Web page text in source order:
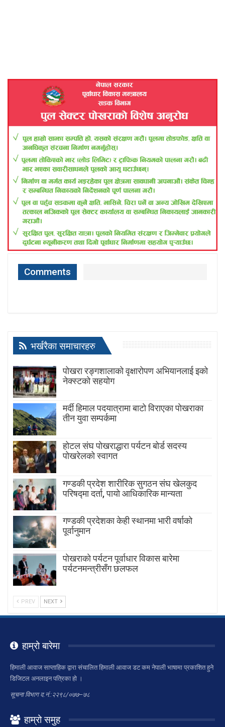
Comments
भर्खरैका समाचारहरु
पोखरा रङ्गशालाको वृक्षारोपण अभियानलाई इको
नेक्स्टको सहयोग
मर्दी हिमाल पदयात्रामा बाटाे विराएका पाेखराका
तीन युवा सम्पर्कमा
होटल संघ पोखराद्धारा पर्यटन बोर्ड सदस्य
पोखरेलको स्वागत
गण्डकी प्रदेश शारीरिक सुगठन संघ खेलकुद
परिषद्मा दर्ता, पायाे आधिकारिक मान्यता
गण्डकी प्रदेशका केही स्थानमा भारी वर्षाको
पूर्वानुमान
पाेखराकाे पर्यटन पूर्वाधार विकास बारेमा
पर्यटनमन्त्रीसँग छलफल
PREV NEXT
हाम्रो बारेमा
हिमाली आवाज साप्ताहिक द्वारा संचालित हिमाली आवाज डट कम नेपाली भाषामा प्रकाशित हुने
डिजिटल अनलाइन पत्रिका हो ।
सूचना विभाग द.नं.:२२९८/०७७–७८
हाम्रो समुह